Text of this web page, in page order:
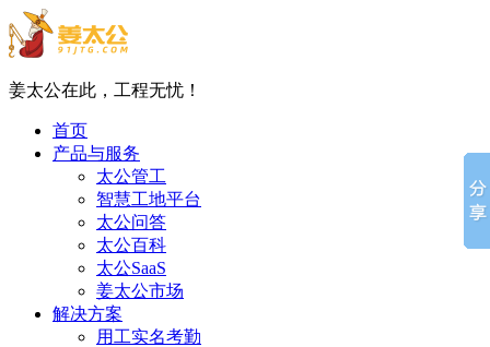
姜太公在此，工程无忧！
首页
产品与服务
太公管工
智慧工地平台
太公问答
太公百科
太公SaaS
姜太公市场
解决方案
用工实名考勤